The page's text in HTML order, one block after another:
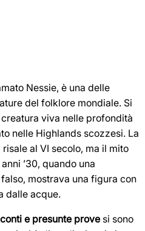
Nessie, è una delle
del folklore mondiale. Si
viva nelle profondità
nelle Highlands scozzesi. La
al VI secolo, ma il mito
’30, quando una
mostrava una figura con
dalle acque.
e presunte prove si sono